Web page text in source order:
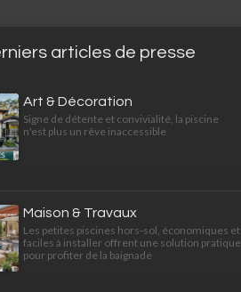
articles de presse
Art & Décoration
Signe de détente et convivialité, la piscine
n'est plus un rêve inaccessible
Maison & Travaux
Les petites piscines hors-sol, économiques et
faciles à installer offrent une solution pratique
pour profiter de la baignade